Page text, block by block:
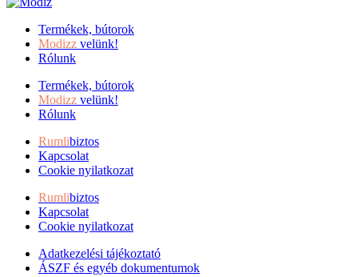
Termékek, bútorok
Modizz velünk!
Rólunk
Termékek, bútorok
Modizz velünk!
Rólunk
Rumlibiztos
Kapcsolat
Cookie nyilatkozat
Rumlibiztos
Kapcsolat
Cookie nyilatkozat
Adatkezelési tájékoztató
ÁSZF és egyéb dokumentumok